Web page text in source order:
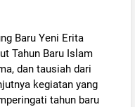
Baru Yeni Erita
Tahun Baru Islam
dan tausiah dari
kegiatan yang
tahun baru